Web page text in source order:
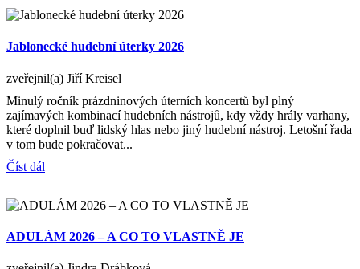
Jablonecké hudební úterky 2026
zveřejnil(a) Jiří Kreisel
Minulý ročník prázdninových úterních koncertů byl plný
zajímavých kombinací hudebních nástrojů, kdy vždy hrály varhany,
které doplnil buď lidský hlas nebo jiný hudební nástroj. Letošní řada
v tom bude pokračovat...
Číst dál
ADULÁM 2026 – A CO TO VLASTNĚ JE